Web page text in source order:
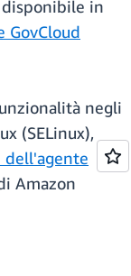
disponibile in
GovCloud
negli
(SELinux),
dell'agente
Amazon